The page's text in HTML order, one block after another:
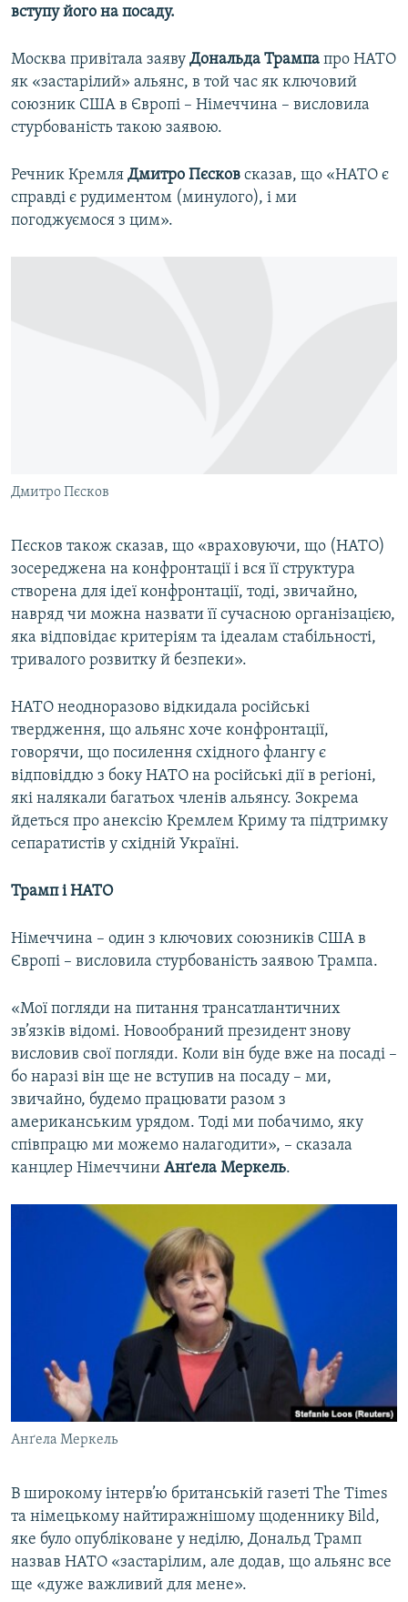
вступу його на посаду.
Москва привітала заяву Дональда Трампа про НАТО
як «застарілий» альянс, в той час як ключовий
союзник США в Європі – Німеччина – висловила
стурбованість такою заявою.
Речник Кремля Дмитро Пєсков сказав, що «НАТО є
справді є рудиментом (минулого), і ми
погоджуємося з цим».
Дмитро Пєсков
Пєсков також сказав, що «враховуючи, що (НАТО)
зосереджена на конфронтації і вся її структура
створена для ідеї конфронтації, тоді, звичайно,
навряд чи можна назвати її сучасною організацією,
яка відповідає критеріям та ідеалам стабільності,
тривалого розвитку й безпеки».
​НАТО неодноразово відкидала російські
твердження, що альянс хоче конфронтації,
говорячи, що посилення східного флангу є
відповіддю з боку НАТО на російські дії в регіоні,
які налякали багатьох членів альянсу. Зокрема
йдеться про анексію Кремлем Криму та підтримку
сепаратистів у східній Україні.
Трамп і НАТО
Німеччина – один з ключових союзників США в
Європі – висловила стурбованість заявою Трампа.
«Мої погляди на питання трансатлантичних
зв’язків відомі. Новообраний президент знову
висловив свої погляди. Коли він буде вже на посаді –
бо наразі він ще не вступив на посаду – ми,
звичайно, будемо працювати разом з
американським урядом. Тоді ми побачимо, яку
співпрацю ми можемо налагодити», – сказала
канцлер Німеччини Анґела Меркель.
Анґела Меркель
В широкому інтерв’ю британській газеті The Times
та німецькому найтиражнішому щоденнику Bild,
яке було опубліковане у неділю, Дональд Трамп
назвав НАТО «застарілим, але додав, що альянс все
ще «дуже важливий для мене».